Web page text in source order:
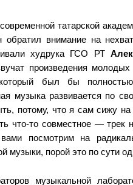
татарской
внимание на
худрука ГСО РТ
произведения
был бы
музыка развивается по
потому, что я сам сижу
что-то совместное — трек
посмотрим на
музыки, порой это по сути
музыкальной